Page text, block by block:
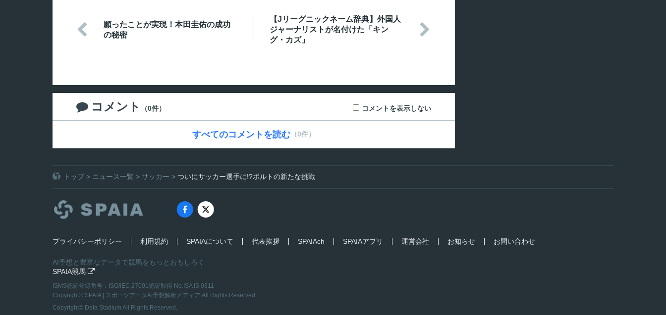

願ったことが実現！本田圭佑の成功
の秘密
【Jリーグニックネーム辞典】外国人
ジャーナリストが名付けた「キン
グ・カズ」

 コメント （0件） コメントを表示しない
すべてのコメントを読む （0件）
トップ> ニュース一覧 > サッカー > ついにサッカー選手に!?ボルトの新たな挑戦
プライバシーポリシー 利用規約 SPAIAについて 代表挨拶 SPAIAch SPAIAアプリ 運営会社 お知らせ お問い合わせ
AI予想と豊富なデータで競馬をもっとおもしろく
SPAIA競馬 
ISMS認証登録番号：ISO/IEC 27001認証取得 No.ISA IS 0311
Copyright© SPAIA | スポーツデータAI予想解析メディア All Rights Reserved.
Copyright© Data Stadium All Rights Reserved.